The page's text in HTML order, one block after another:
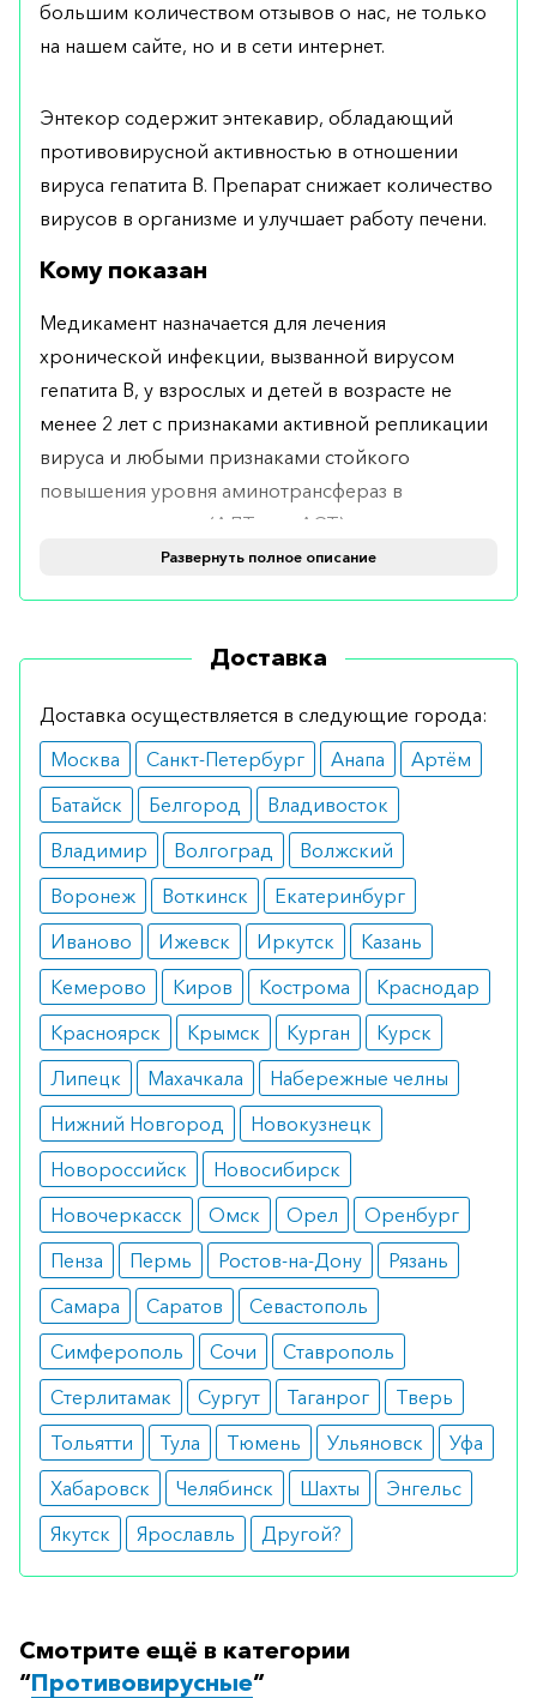
большим количеством отзывов о нас, не только
на нашем сайте, но и в сети интернет.
Энтекор содержит энтекавир, обладающий
противовирусной активностью в отношении
вируса гепатита В. Препарат снижает количество
вирусов в организме и улучшает работу печени.
Кому показан
Медикамент назначается для лечения
хронической инфекции, вызванной вирусом
гепатита В, у взрослых и детей в возрасте не
менее 2 лет с признаками активной репликации
вируса и любыми признаками стойкого
повышения уровня аминотрансфераз в
сыворотке крови (АЛТ или АСТ) или
гистологически активного заболевания.
Противопоказания
Нельзя назначать препарат больным, у которых
элементов. Также, осторожность необходима
людям с заболеваниями почек, поскольку состав
выводится преимущественно почками.
Как принимать
Рекомендуемая доза для взрослых составляет
0,5 мг или 1 мг один раз в сутки (перорально).
Для детей и подростков (в возрасте от 2 до 18
лет) врач определит правильную дозу в
зависимости от веса ребенка.
Рекомендации по применению Энтекора у
детей в возрасте до 2 лет или с массой тела
менее 10 кг не установлены.
Как оформить заказ?
Вы можете заказать препарат с доставкой в
аптеку-партнёра в вашем городе. Для этого Вы
можете оформить бронирование на сайте или
заказать по телефону8 800 301 52 86(бесплатно
с любого телефона по РФ)
Развернуть полное описание
Доставка
Доставка осуществляется в следующие города:
Москва
Санкт-Петербург Анапа
Артём
Батайск
Белгород
Владивосток
Владимир
Волгоград
Волжский
Воронеж
Воткинск
Екатеринбург
Иваново
Ижевск Иркутск
Казань
Кемерово
Киров Кострома
Краснодар
Красноярск
Крымск Курган
Курск
Липецк
Махачкала
Набережные челны
Нижний Новгород
Новокузнецк
Новороссийск
Новосибирск
Новочеркасск
Омск Орел
Оренбург
Пенза
Пермь Ростов-на-Дону
Рязань
Самара
Саратов
Севастополь
Симферополь
Сочи
Ставрополь
Стерлитамак
Сургут Таганрог
Тверь
Тольятти
Тула Тюмень Ульяновск
Уфа
Хабаровск
Челябинск Шахты
Энгельс
Якутск
Ярославль Другой?
Смотрите ещё в категории
“Противовирусные”